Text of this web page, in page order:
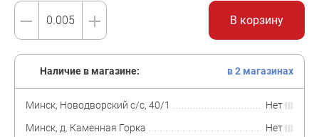
В корзину
Наличие в магазине: в 2 магазинах
Минск, Новодворский с/с, 40/1
Нет
Минск, д. Каменная Горка
Нет